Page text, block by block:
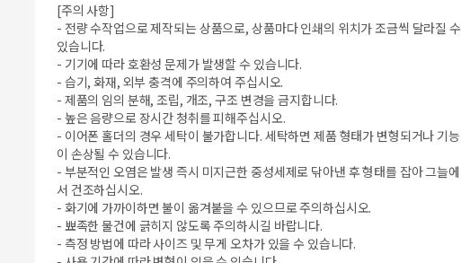
[주의 사항]
- 전량 수작업으로 제작되는 상품으로, 상품마다 인쇄의 위치가 조금씩 달라질 수
있습니다.
- 기기에 따라 호환성 문제가 발생할 수 있습니다.
- 습기, 화재, 외부 충격에 주의하여 주십시오.
- 제품의 임의 분해, 조립, 개조, 구조 변경을 금지합니다.
- 높은 음량으로 장시간 청취를 피해주십시오.
- 이어폰 홀더의 경우 세탁이 불가합니다. 세탁하면 제품 형태가 변형되거나 기능
이 손상될 수 있습니다.
- 부분적인 오염은 발생 즉시 미지근한 중성세제로 닦아낸 후 형태를 잡아 그늘에
서 건조하십시오.
- 화기에 가까이하면 불이 옮겨붙을 수 있으므로 주의하십시오.
- 뾰족한 물건에 긁히지 않도록 주의하시길 바랍니다.
- 측정 방법에 따라 사이즈 및 무게 오차가 있을 수 있습니다.